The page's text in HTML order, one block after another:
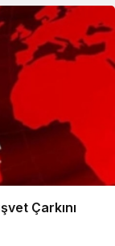
Çarkını